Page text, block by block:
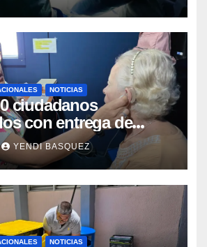
NOTICIAS
ciudadanos
con entrega de
en el Centro de
J.J. Arvelo
YENDI BASQUEZ
NOTICIAS